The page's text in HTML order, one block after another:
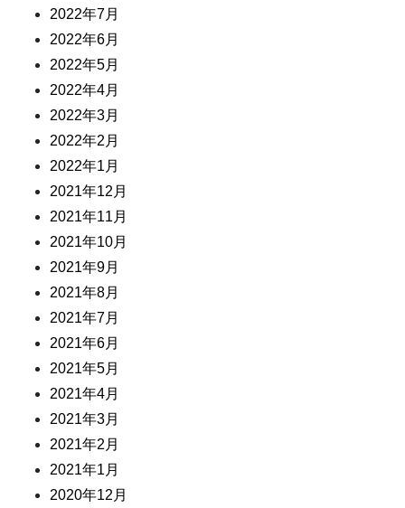
2022年7月
2022年6月
2022年5月
2022年4月
2022年3月
2022年2月
2022年1月
2021年12月
2021年11月
2021年10月
2021年9月
2021年8月
2021年7月
2021年6月
2021年5月
2021年4月
2021年3月
2021年2月
2021年1月
2020年12月